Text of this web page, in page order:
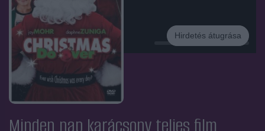
Hirdetés
Hirdetés átugrása